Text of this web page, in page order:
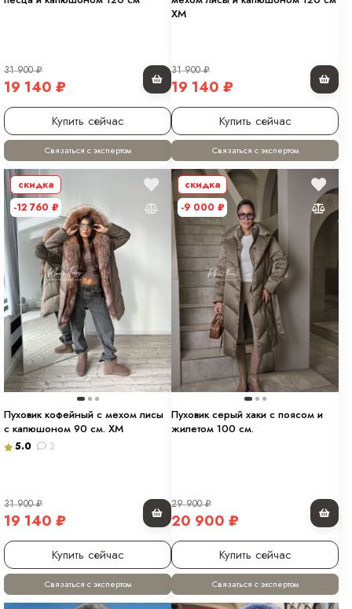
31 900₽
19 140 ₽
Купить сейчас
Связаться с экспертом
XM
31 900₽
19 140 ₽
Купить сейчас
Связаться с экспертом
скидка
-12 760 ₽
Пуховик кофейный с мехом лисы
с капюшоном 90 см. ХМ
5.0 2
31 900₽
19 140 ₽
Купить сейчас
Связаться с экспертом
скидка
-9 000 ₽
Пуховик серый хаки с поясом и
жилетом 100 см.
29 900₽
20 900 ₽
Купить сейчас
Связаться с экспертом